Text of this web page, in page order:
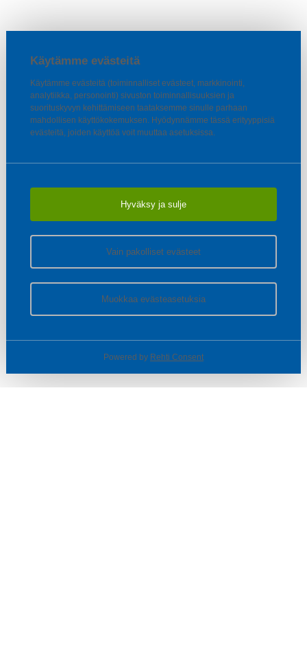
Käytämme evästeitä
Käytämme evästeitä (toiminnalliset evästeet, markkinointi,
analytiikka, personointi) sivuston toiminnallisuuksien ja
suorituskyvyn kehittämiseen taataksemme sinulle parhaan
mahdollisen käyttökokemuksen. Hyödynnämme tässä erityyppisiä
evästeitä, joiden käyttöä voit muuttaa asetuksissa.
Hyväksy ja sulje
Vain pakolliset evästeet
Muokkaa evästeasetuksia
Powered by Rehti Consent